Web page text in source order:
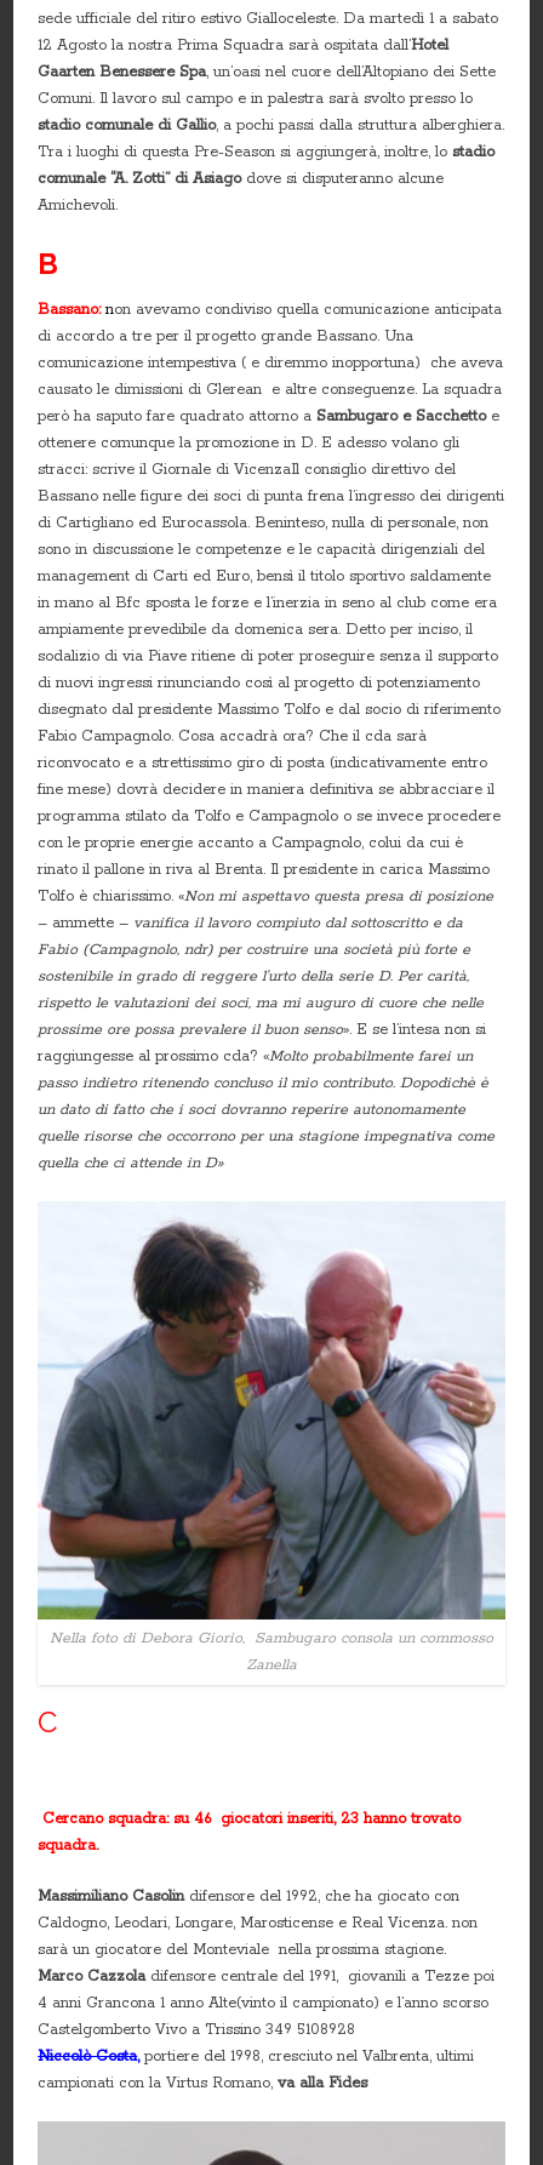
sede ufficiale del ritiro estivo Gialloceleste. Da martedì 1 a sabato
12 Agosto la nostra Prima Squadra sarà ospitata dall’Hotel
Gaarten Benessere Spa, un’oasi nel cuore dell’Altopiano dei Sette
Comuni. Il lavoro sul campo e in palestra sarà svolto presso lo
stadio comunale di Gallio, a pochi passi dalla struttura alberghiera.
Tra i luoghi di questa Pre-Season si aggiungerà, inoltre, lo stadio
comunale “A. Zotti” di Asiagodove si disputeranno alcune
Amichevoli.
B
Bassano:non avevamo condiviso quella comunicazione anticipata
di accordo a tre per il progetto grande Bassano. Una
comunicazione intempestiva ( e diremmo inopportuna) che aveva
causato le dimissioni di Glerean e altre conseguenze. La squadra
però ha saputo fare quadrato attorno a Sambugaro e Sacchettoe
ottenere comunque la promozione in D. E adesso volano gli
stracci: scrive il Giornale di VicenzaIl consiglio direttivo del
Bassano nelle figure dei soci di punta frena l’ingresso dei dirigenti
di Cartigliano ed Eurocassola. Beninteso, nulla di personale, non
sono in discussione le competenze e le capacità dirigenziali del
management di Carti ed Euro, bensì il titolo sportivo saldamente
in mano al Bfc sposta le forze e l’inerzia in seno al club come era
ampiamente prevedibile da domenica sera. Detto per inciso, il
sodalizio di via Piave ritiene di poter proseguire senza il supporto
di nuovi ingressi rinunciando così al progetto di potenziamento
disegnato dal presidente Massimo Tolfo e dal socio di riferimento
Fabio Campagnolo. Cosa accadrà ora? Che il cda sarà
riconvocato e a strettissimo giro di posta (indicativamente entro
fine mese) dovrà decidere in maniera definitiva se abbracciare il
programma stilato da Tolfo e Campagnolo o se invece procedere
con le proprie energie accanto a Campagnolo, colui da cui è
rinato il pallone in riva al Brenta. Il presidente in carica Massimo
Tolfo è chiarissimo. «Non mi aspettavo questa presa di posizione
– ammette – vanifica il lavoro compiuto dal sottoscritto e da
Fabio (Campagnolo, ndr) per costruire una società più forte e
sostenibile in grado di reggere l’urto della serie D. Per carità,
rispetto le valutazioni dei soci, ma mi auguro di cuore che nelle
prossime ore possa prevalere il buon senso». E se l’intesa non si
raggiungesse al prossimo cda? «Molto probabilmente farei un
passo indietro ritenendo concluso il mio contributo. Dopodichè è
un dato di fatto che i soci dovranno reperire autonomamente
quelle risorse che occorrono per una stagione impegnativa come
quella che ci attende in D»
Nella foto di Debora Giorio, Sambugaro consola un commosso
Zanella
C
Cercano squadra: su 46 giocatori inseriti, 23 hanno trovato
squadra.
Massimiliano Casolindifensore del 1992, che ha giocato con
Caldogno, Leodari, Longare, Marosticense e Real Vicenza. non
sarà un giocatore del Monteviale nella prossima stagione.
Marco Cazzoladifensore centrale del 1991, giovanili a Tezze poi
4 anni Grancona 1 anno Alte(vinto il campionato) e l’anno scorso
Castelgomberto Vivo a Trissino 349 5108928
Niccolò Costa, portiere del 1998, cresciuto nel Valbrenta, ultimi
campionati con la Virtus Romano,va alla Fides